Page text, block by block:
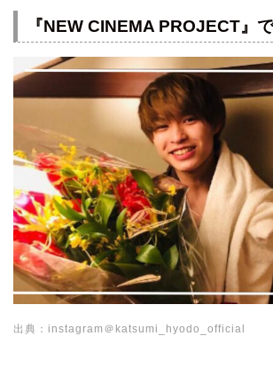
『NEW CINEMA PROJECT』
出典：instagram＠katsumi_hyodo_official